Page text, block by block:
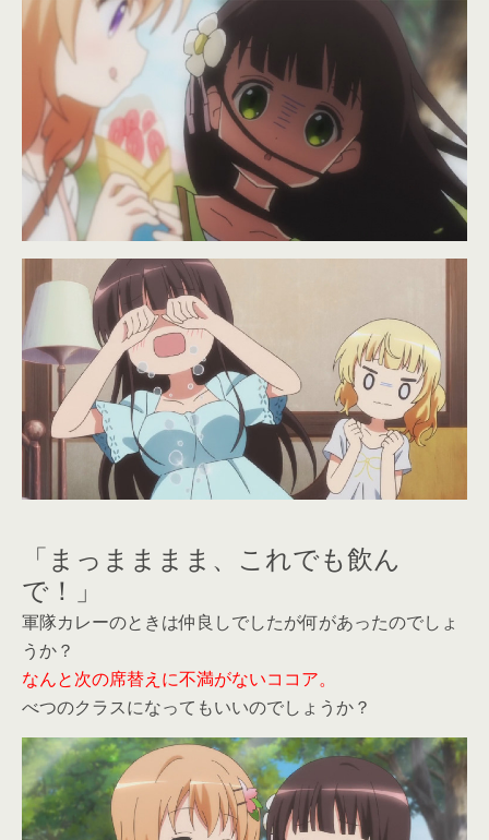
「まっまままま、これでも飲ん
で！」
軍隊カレーのときは仲良しでしたが何があったのでしょ
うか？
なんと次の席替えに不満がないココア。
べつのクラスになってもいいのでしょうか？